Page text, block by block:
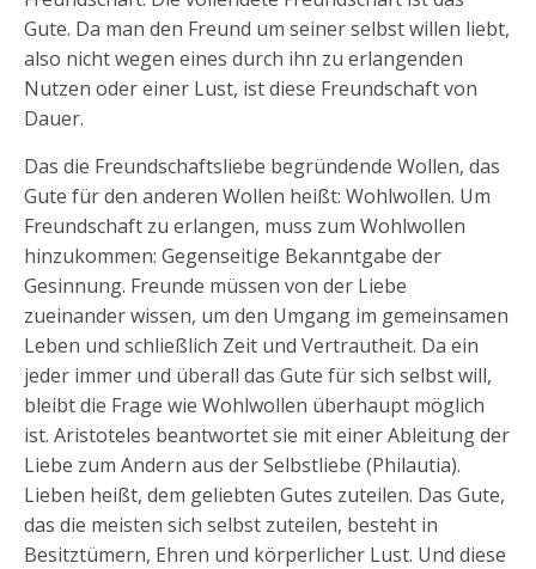
Gute. Da man den Freund um seiner selbst willen liebt,
also nicht wegen eines durch ihn zu erlangenden
Nutzen oder einer Lust, ist diese Freundschaft von
Dauer.
Das die Freundschaftsliebe begründende Wollen, das
Gute für den anderen Wollen heißt: Wohlwollen. Um
Freundschaft zu erlangen, muss zum Wohlwollen
hinzukommen: Gegenseitige Bekanntgabe der
Gesinnung. Freunde müssen von der Liebe
zueinander wissen, um den Umgang im gemeinsamen
Leben und schließlich Zeit und Vertrautheit. Da ein
jeder immer und überall das Gute für sich selbst will,
bleibt die Frage wie Wohlwollen überhaupt möglich
ist. Aristoteles beantwortet sie mit einer Ableitung der
Liebe zum Andern aus der Selbstliebe (Philautia).
Lieben heißt, dem geliebten Gutes zuteilen. Das Gute,
das die meisten sich selbst zuteilen, besteht in
Besitztümern, Ehren und körperlicher Lust. Und diese